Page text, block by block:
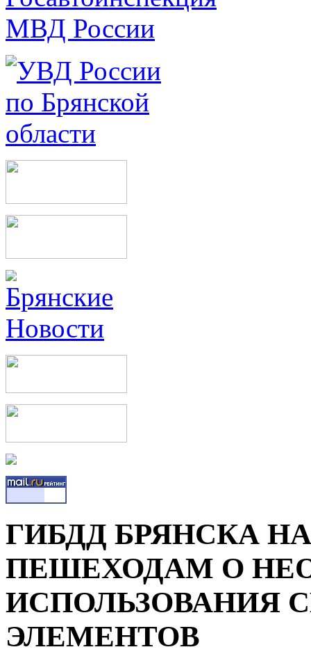
ГИБДД БРЯНСКА
ПЕШЕХОДАМ О
ИСПОЛЬЗОВАНИЯ
ЭЛЕМЕНТОВ